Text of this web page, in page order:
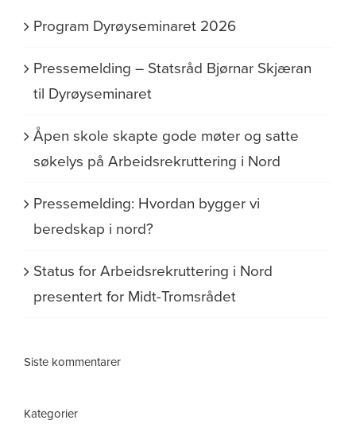
Program Dyrøyseminaret 2026
Pressemelding – Statsråd Bjørnar Skjæran
til Dyrøyseminaret
Åpen skole skapte gode møter og satte
søkelys på Arbeidsrekruttering i Nord
Pressemelding: Hvordan bygger vi
beredskap i nord?
Status for Arbeidsrekruttering i Nord
presentert for Midt-Tromsrådet
Siste kommentarer
Kategorier